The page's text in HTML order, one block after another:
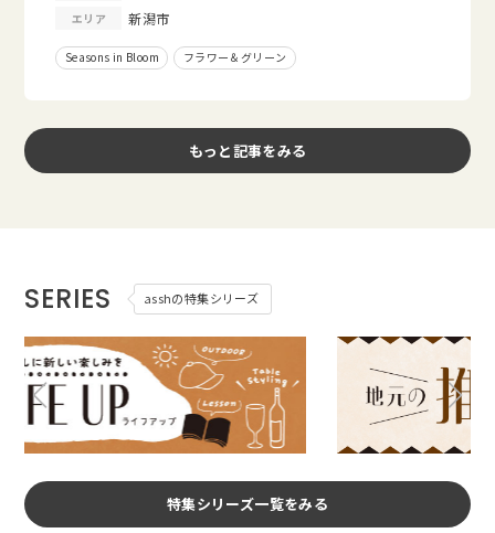
エリア 新潟市
Seasons in Bloom フラワー＆グリーン
もっと記事をみる
SERIES asshの特集シリーズ
特集シリーズ一覧をみる